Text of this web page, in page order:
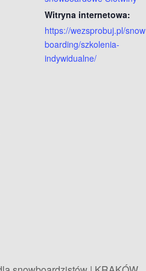
Witryna internetowa:
https://wezsprobuj.pl/snow
boarding/szkolenia-
indywidualne/